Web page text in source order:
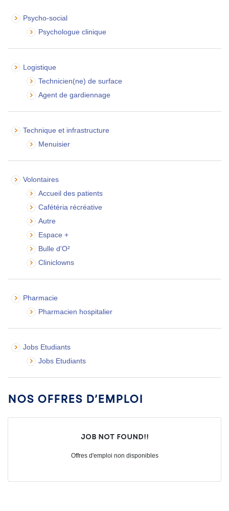
Psycho-social
Psychologue clinique
Logistique
Technicien(ne) de surface
Agent de gardiennage
Technique et infrastructure
Menuisier
Volontaires
Accueil des patients
Cafétéria récréative
Autre
Espace +
Bulle d'O²
Cliniclowns
Pharmacie
Pharmacien hospitalier
Jobs Etudiants
Jobs Etudiants
Nos offres d’emploi
Job not found!!
Offres d'emploi non disponibles